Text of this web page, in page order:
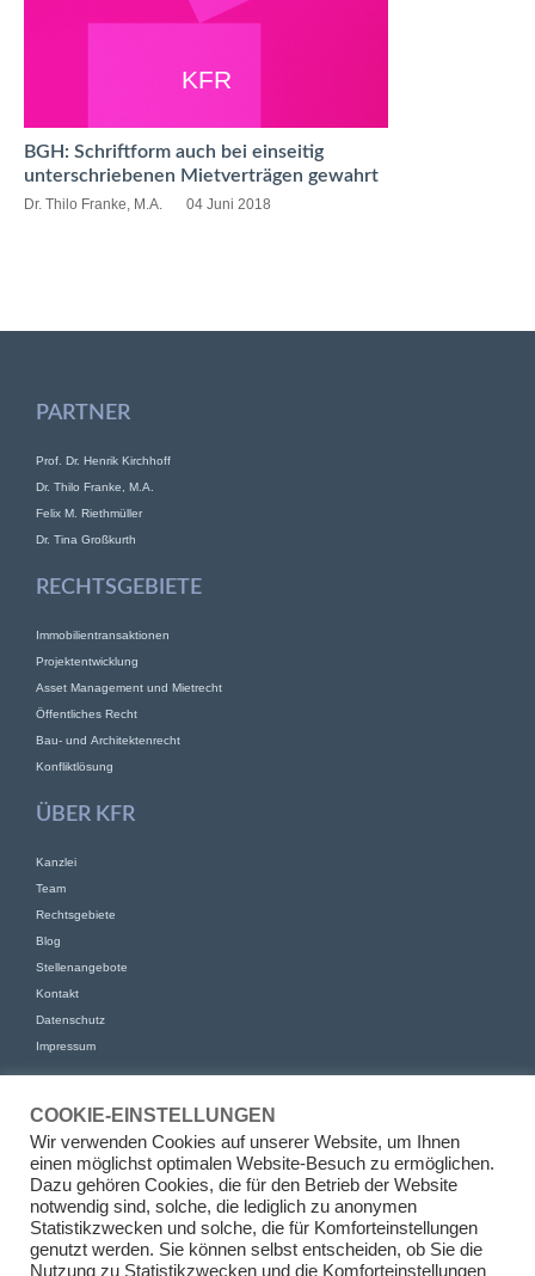
KFR
BGH: Schriftform auch bei einseitig
unterschriebenen Mietverträgen gewahrt
Dr. Thilo Franke, M.A. 04 Juni 2018
PARTNER
Prof. Dr. Henrik Kirchhoff
Dr. Thilo Franke, M.A.
Felix M. Riethmüller
Dr. Tina Großkurth
RECHTSGEBIETE
Immobilientransaktionen
Projektentwicklung
Asset Management und Mietrecht
Öffentliches Recht
Bau- und Architektenrecht
Konfliktlösung
ÜBER KFR
Kanzlei
Team
Rechtsgebiete
Blog
Stellenangebote
Kontakt
Datenschutz
Impressum
KFR Kirchhoff Franke Riethmüller Partnerschaft von Rechtsanwälten
mbB
Am Kaiserkai 69
20457 Hamburg
Tel+49 (0)40 524 77 00 30
Fax +49 (0)40 524 77 00 31
COOKIE-EINSTELLUNGEN
Wir verwenden Cookies auf unserer Website, um Ihnen
einen möglichst optimalen Website-Besuch zu ermöglichen.
Dazu gehören Cookies, die für den Betrieb der Website
notwendig sind, solche, die lediglich zu anonymen
Statistikzwecken und solche, die für Komforteinstellungen
genutzt werden. Sie können selbst entscheiden, ob Sie die
Nutzung zu Statistikzwecken und die Komforteinstellungen